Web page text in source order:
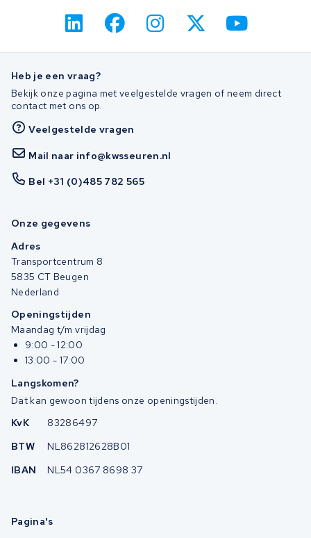
Heb je een vraag?
Bekijk onze pagina met veelgestelde vragen of neem direct
contact met ons op.
Veelgestelde vragen
Mail naar info@kwsseuren.nl
Bel +31 (0)485 782 565
Onze gegevens
Adres
Transportcentrum 8
5835 CT Beugen
Nederland
Openingstijden
Maandag t/m vrijdag
9:00 - 12:00
13:00 - 17:00
Langskomen?
Dat kan gewoon tijdens onze openingstijden.
KvK
83286497
BTW
NL862812628B01
IBAN
NL54 0367 8698 37
Pagina's